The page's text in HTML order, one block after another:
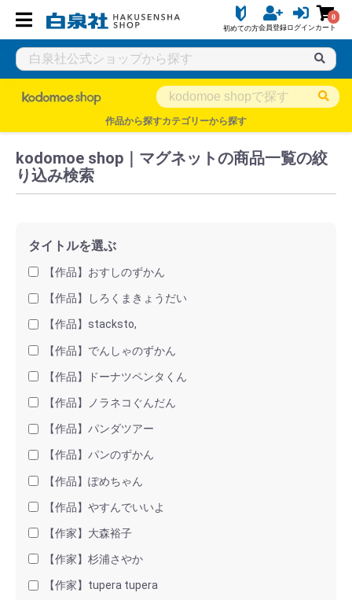
初めての方会員登録ログイン
0
カート
作品から探すカテゴリーから探す
白泉社公式ショップ HAKUSENSHA SHOP タイトル一覧
kodomoe shop｜マグネットの商品一覧の絞
り込み検索
タイトルを選ぶ
【作品】おすしのずかん
【作品】しろくまきょうだい
【作品】stacksto,
【作品】でんしゃのずかん
【作品】ドーナツペンタくん
【作品】ノラネコぐんだん
【作品】パンダツアー
【作品】パンのずかん
【作品】ぽめちゃん
【作品】やすんでいいよ
【作家】大森裕子
【作家】杉浦さやか
【作家】tupera tupera